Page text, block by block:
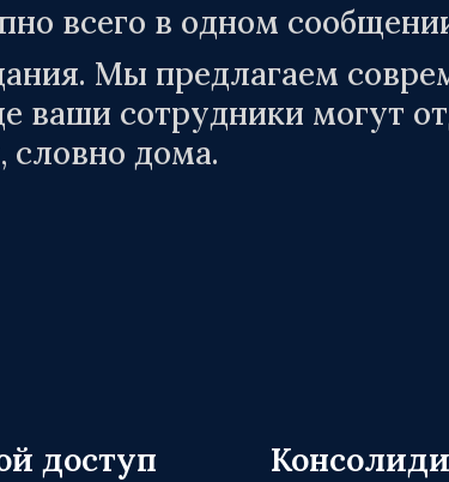
всего в одном
Мы предлагаем
ваши сотрудники могут
словно дома.
доступ